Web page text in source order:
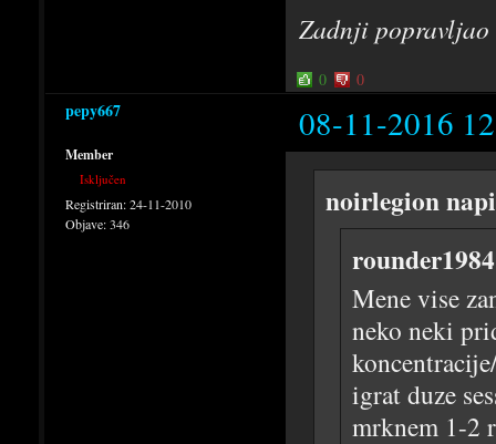
Zadnji
0 0
pepy667 08-11-2016
Member
Isključen
Registriran:24-11-2010
Objave:346
noirlegion
Mene vise
neko neki
igrat duze
mrknem 1-2